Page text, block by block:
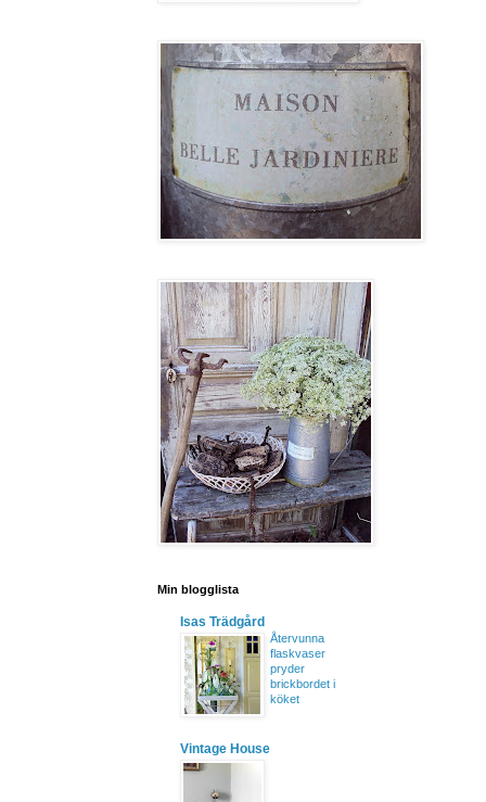
Min blogglista
Isas Trädgård
Återvunna
flaskvaser
pryder
brickbordet i
köket
Vintage House